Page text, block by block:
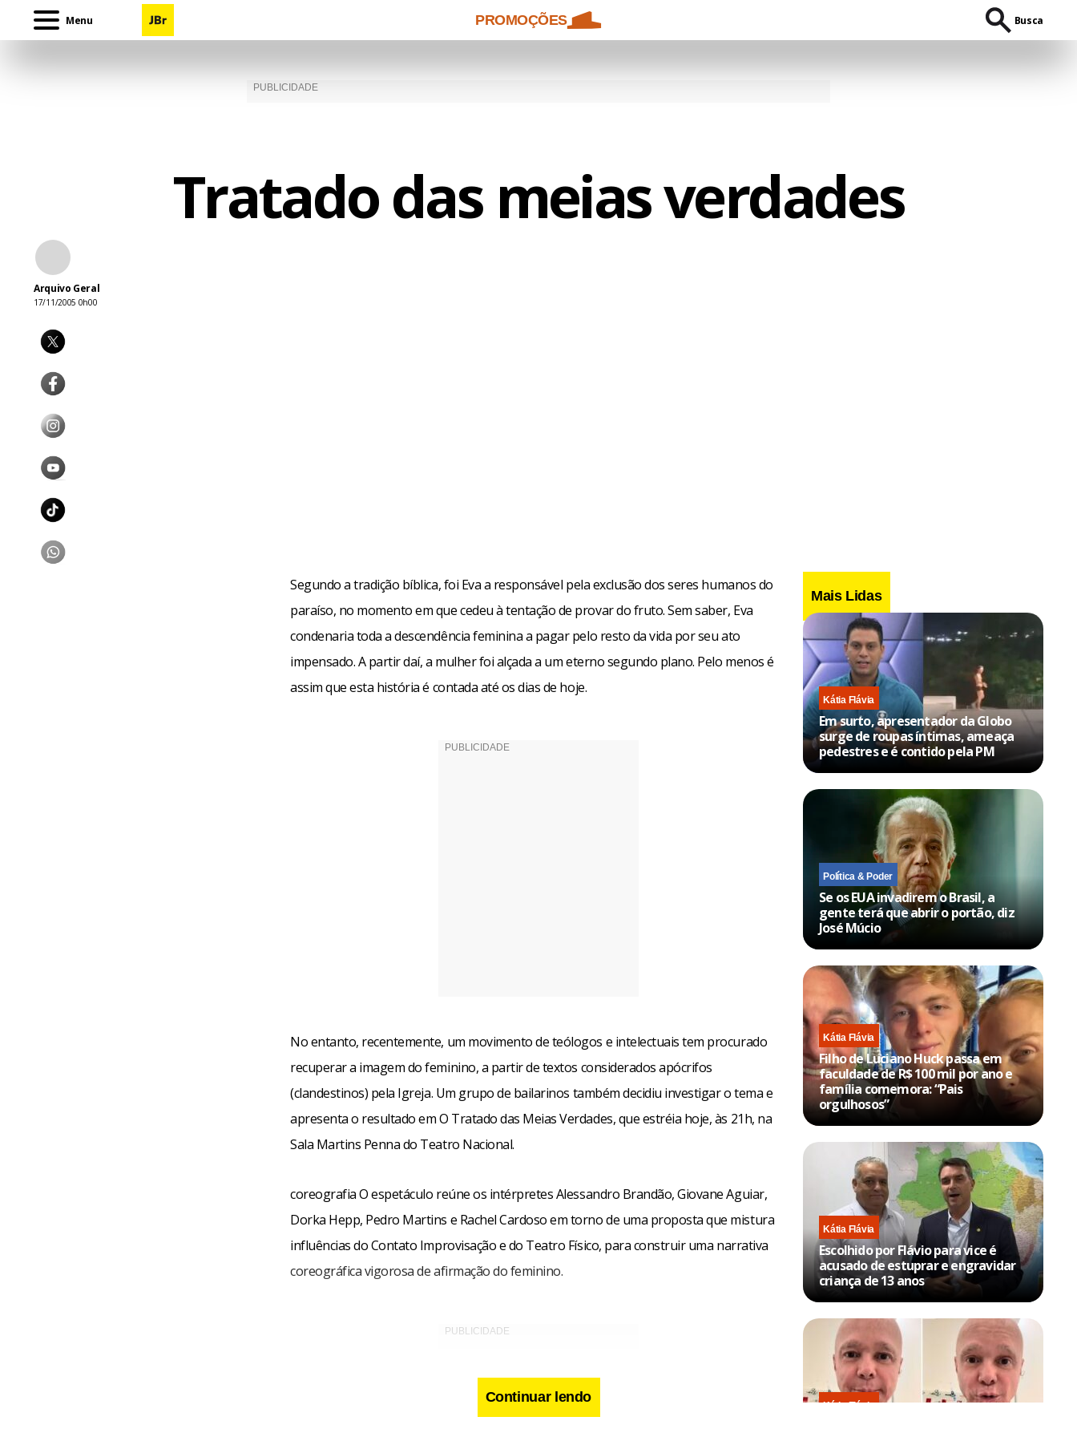
Menu PROMOÇÕES Busca
Tratado das meias verdades
Arquivo Geral
17/11/2005 0h00
Segundo a tradição bíblica, foi Eva a responsável pela exclusão dos seres humanos do
paraíso, no momento em que cedeu à tentação de provar do fruto. Sem saber, Eva
condenaria toda a descendência feminina a pagar pelo resto da vida por seu ato
impensado. A partir daí, a mulher foi alçada a um eterno segundo plano. Pelo menos é
assim que esta história é contada até os dias de hoje.
No entanto, recentemente, um movimento de teólogos e intelectuais tem procurado
recuperar a imagem do feminino, a partir de textos considerados apócrifos
(clandestinos) pela Igreja. Um grupo de bailarinos também decidiu investigar o tema e
apresenta o resultado em O Tratado das Meias Verdades, que estréia hoje, às 21h, na
Sala Martins Penna do Teatro Nacional.
coreografia O espetáculo reúne os intérpretes Alessandro Brandão, Giovane Aguiar,
Dorka Hepp, Pedro Martins e Rachel Cardoso em torno de uma proposta que mistura
influências do Contato Improvisação e do Teatro Físico, para construir uma narrativa
coreográfica vigorosa de afirmação do feminino.
Continuar lendo
Mais Lidas
Kátia Flávia
Em surto, apresentador da Globo
surge de roupas íntimas, ameaça
pedestres e é contido pela PM
Política & Poder
Se os EUA invadirem o Brasil, a
gente terá que abrir o portão, diz
José Múcio
Kátia Flávia
Filho de Luciano Huck passa em
faculdade de R$ 100 mil por ano e
família comemora: “Pais
orgulhosos”
Kátia Flávia
Escolhido por Flávio para vice é
acusado de estuprar e engravidar
criança de 13 anos
Kátia Flávia